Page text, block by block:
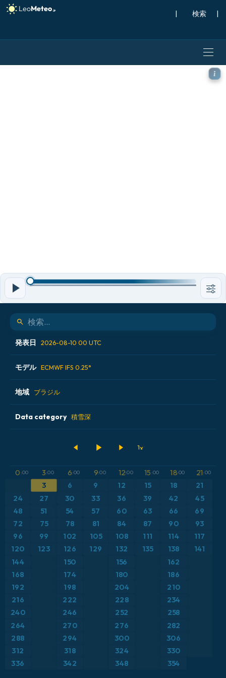
| |
ECMWF IFS 0.25° モデル -
発表日 2026-08-10 00 UTC
2026-08-08 12 UTC
2026-08-09 00 UTC
2026-08-09 12 UTC
モデル ECMWF IFS 0.25°
ALADIN CZ 2.3 km
ECMWF AIFS [AI]
ICON ドイツ 2 km
地域 ブラジル
アイスランド
イギリス
イタリア
オーストリア
ギリシャ
スイス
スカンジナビア
スペイン
Data category 積雪深
気温異常（2m）
気温異常（850hPa）
気温（2m）
気温（850hPa）
積雪深
突風
0 :00 3:00 6:00 9:00 12:00 15 :00 18:00 21:00
3 6 9 12 15 18 21
24 27 30 33 36 39 42
45
48
51 54 57 60 63 66 69
72 75 78 81 84 87 90 93
96 99 102 105 108 111 114 117
120 123 126 129 132 135 138
141
144
150 156
162
168
174 180
186
192
198 204 210
216 222 228 234
240 246 252
258
264
270 276
282
288
294 300
306
312
318 324 330
336 342 348 354